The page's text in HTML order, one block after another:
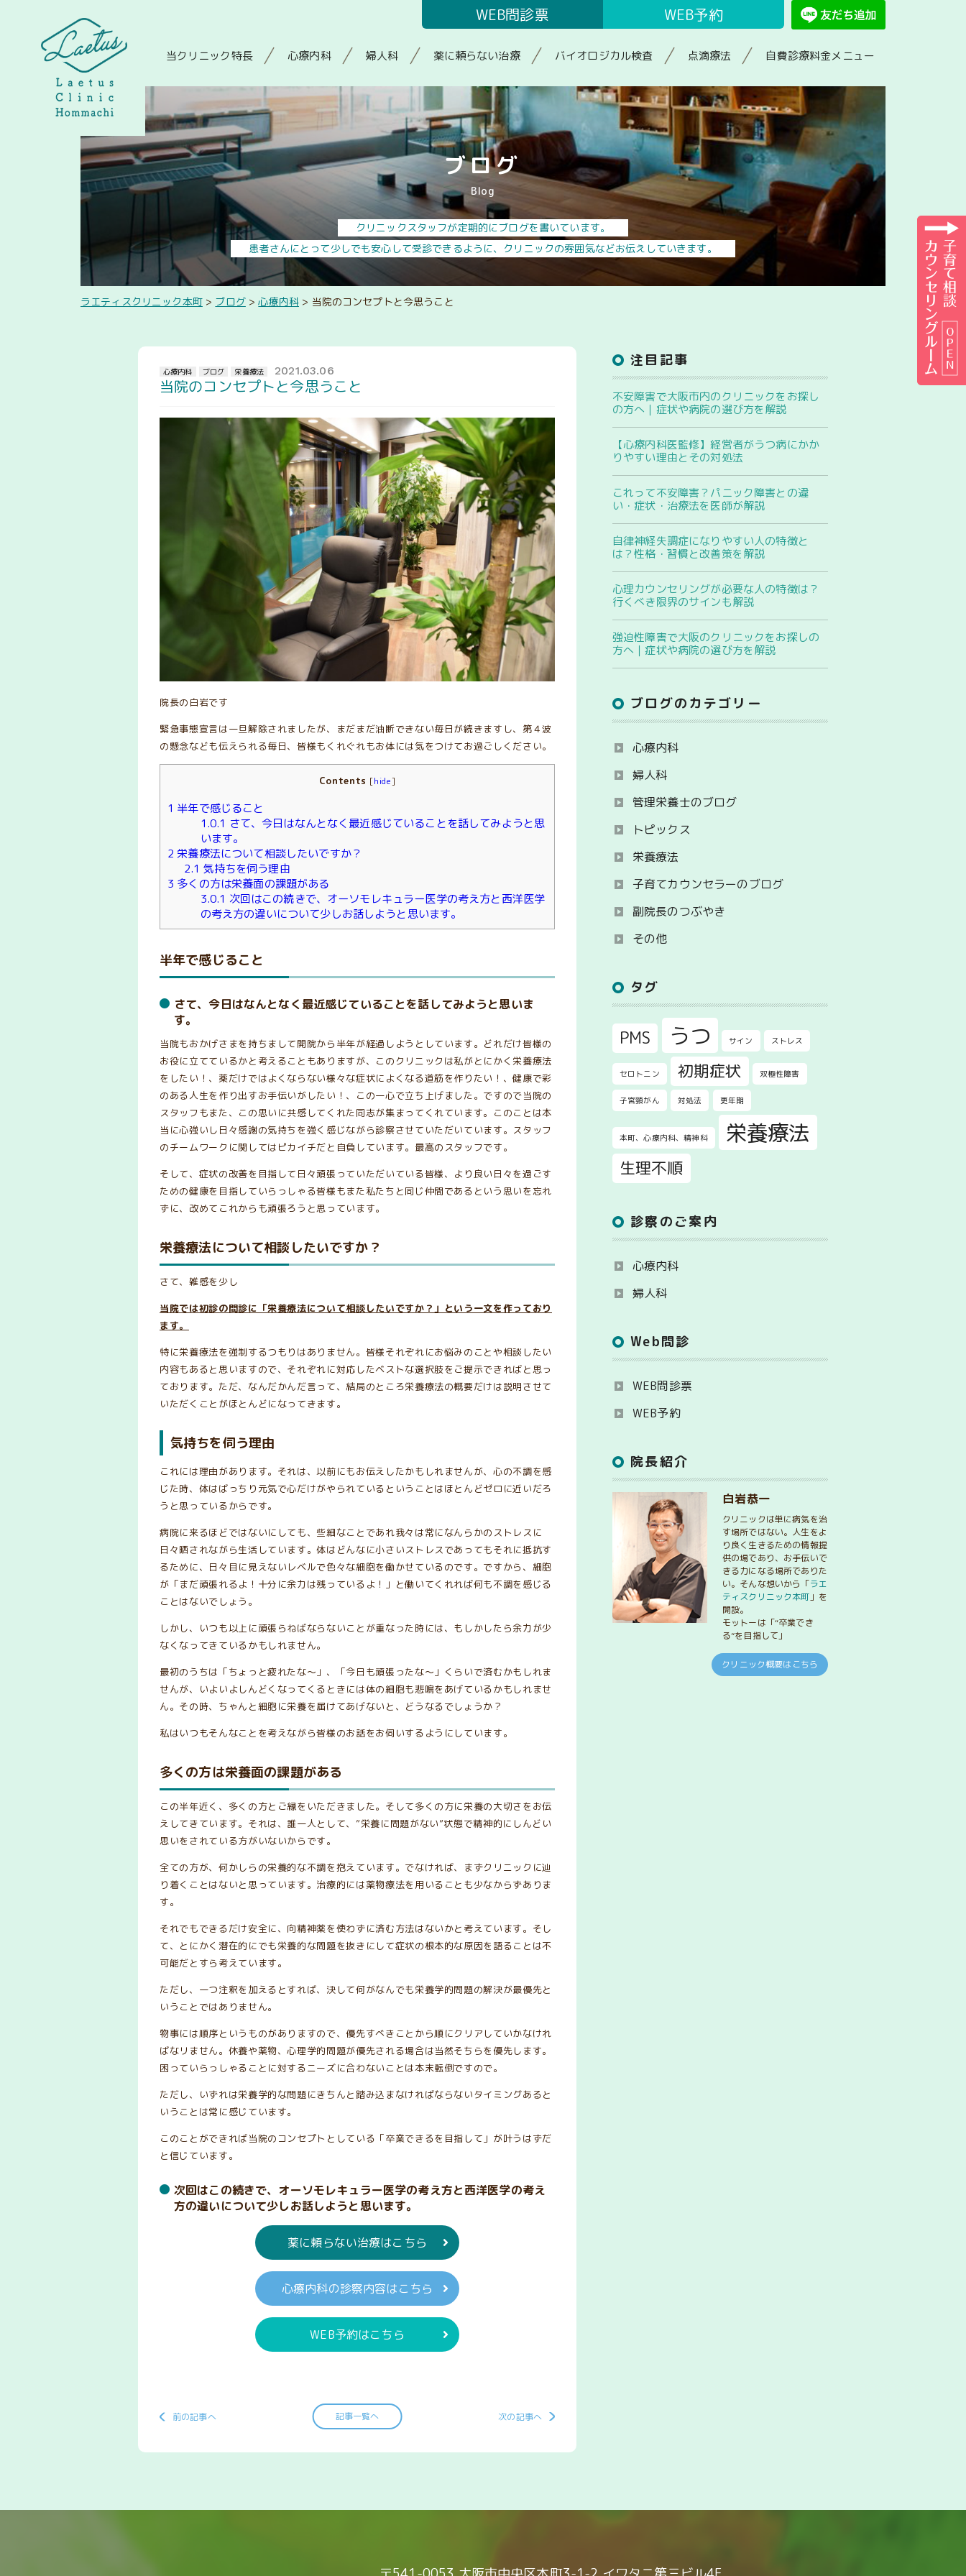
WEB問診票 WEB予約
当クリニック特長 心療内科 婦人科 薬に頼らない治療 バイオロジカル検査 点滴療法 自費診療料金メニュー
ブログ
Blog
クリニックスタッフが定期的にブログを書いています。
患者さんにとって少しでも安心して受診できるように、クリニックの雰囲気などお伝えしていきます。
ラエティスクリニック本町> ブログ>心療内科 > 当院のコンセプトと今思うこと
心療内科 ブログ 栄養療法 2021.03.06
当院のコンセプトと今思うこと
院長の白岩です
緊急事態宣言は一旦解除されましたが、まだまだ油断できない毎日が続きますし、第４波
の懸念なども伝えられる毎日、皆様もくれぐれもお体には気をつけてお過ごしください。
Contents [hide]
1 半年で感じること
1.0.1 さて、今日はなんとなく最近感じていることを話してみようと思
います。
2 栄養療法について相談したいですか？
2.1 気持ちを伺う理由
3 多くの方は栄養面の課題がある
3.0.1 次回はこの続きで、オーソモレキュラー医学の考え方と西洋医学
の考え方の違いについて少しお話しようと思います。
半年で感じること
さて、今日はなんとなく最近感じていることを話してみようと思いま
す。
当院もおかげさまを持ちまして開院から半年が経過しようとしています。どれだけ皆様の
お役に立てているかと考えることもありますが、このクリニックは私がとにかく栄養療法
をしたい！、薬だけではよくならない様々な症状によくなる道筋を作りたい！、健康で彩
のある人生を作り出すお手伝いがしたい！、この一心で立ち上げました。ですので当院の
スタッフもまた、この思いに共感してくれた同志が集まってくれています。このことは本
当に心強いし日々感謝の気持ちを強く感じながら診察させていただいています。スタッフ
のチームワークに関してはピカイチだと自負しています。最高のスタッフです。
そして、症状の改善を目指して日々頑張っていただいている皆様、より良い日々を過ごす
ための健康を目指していらっしゃる皆様もまた私たちと同じ仲間であるという思いを忘れ
ずに、改めてこれからも頑張ろうと思っています。
栄養療法について相談したいですか？
さて、雑感を少し
当院では初診の問診に「栄養療法について相談したいですか？」という一文を作っており
ます。
特に栄養療法を強制するつもりはありません。皆様それぞれにお悩みのことや相談したい
内容もあると思いますので、それぞれに対応したベストな選択肢をご提示できればと思っ
ております。ただ、なんだかんだ言って、結局のところ栄養療法の概要だけは説明させて
いただくことがほとんどになってきます。
気持ちを伺う理由
これには理由があります。それは、以前にもお伝えしたかもしれませんが、心の不調を感
じた時、体はばっちり元気で心だけがやられているということはほとんどゼロに近いだろ
うと思っているからです。
病院に来るほどではないにしても、些細なことであれ我々は常になんらかのストレスに
日々晒されながら生活しています。体はどんなに小さいストレスであってもそれに抵抗す
るために、日々目に見えないレベルで色々な細胞を働かせているのです。ですから、細胞
が「まだ頑張れるよ！十分に余力は残っているよ！」と働いてくれれば何も不調を感じる
ことはないでしょう。
しかし、いつも以上に頑張らねばならないことが重なった時には、もしかしたら余力が少
なくなってきているかもしれません。
最初のうちは「ちょっと疲れたな〜」、「今日も頑張ったな〜」くらいで済むかもしれま
せんが、いよいよしんどくなってくるときには体の細胞も悲鳴をあげているかもしれませ
ん。その時、ちゃんと細胞に栄養を届けてあげないと、どうなるでしょうか？
私はいつもそんなことを考えながら皆様のお話をお伺いするようにしています。
多くの方は栄養面の課題がある
この半年近く、多くの方とご縁をいただきました。そして多くの方に栄養の大切さをお伝
えしてきています。それは、誰一人として、”栄養に問題がない”状態で精神的にしんどい
思いをされている方がいないからです。
全ての方が、何かしらの栄養的な不調を抱えています。でなければ、まずクリニックに辿
り着くことはないと思っています。治療的には薬物療法を用いることも少なからずありま
す。
それでもできるだけ安全に、向精神薬を使わずに済む方法はないかと考えています。そし
て、とにかく潜在的にでも栄養的な問題を抜きにして症状の根本的な原因を語ることは不
可能だとすら考えています。
ただし、一つ注釈を加えるとすれば、決して何がなんでも栄養学的問題の解決が最優先と
いうことではありません。
物事には順序というものがありますので、優先すべきことから順にクリアしていかなけれ
ばなリません。休養や薬物、心理学的問題が優先される場合は当然そちらを優先します。
困っていらっしゃることに対するニーズに合わないことは本末転倒ですので。
ただし、いずれは栄養学的な問題にきちんと踏み込まなければならないタイミングあると
いうことは常に感じています。
このことができれば当院のコンセプトとしている「卒業できるを目指して」が叶うはずだ
と信じています。
次回はこの続きで、オーソモレキュラー医学の考え方と西洋医学の考え
方の違いについて少しお話しようと思います。
薬に頼らない治療はこちら
心療内科の診察内容はこちら
WEB予約はこちら
前の記事へ 記事一覧へ 次の記事へ
注目記事
不安障害で大阪市内のクリニックをお探し
の方へ｜症状や病院の選び方を解説
【心療内科医監修】経営者がうつ病にかか
りやすい理由とその対処法
これって不安障害？パニック障害との違
い・症状・治療法を医師が解説
自律神経失調症になりやすい人の特徴と
は？性格・習慣と改善策を解説
心理カウンセリングが必要な人の特徴は？
行くべき限界のサインも解説
強迫性障害で大阪のクリニックをお探しの
方へ｜症状や病院の選び方を解説
ブログのカテゴリー
心療内科
婦人科
管理栄養士のブログ
トピックス
栄養療法
子育てカウンセラーのブログ
副院長のつぶやき
その他
タグ
PMS うつ サイン ストレス
セロトニン 初期症状 双極性障害
子宮頸がん 対処法 更年期
本町、心療内科、精神科 栄養療法
生理不順
診察のご案内
心療内科
婦人科
Web問診
WEB問診票
WEB予約
院長紹介
白岩恭一
クリニックは単に病気を治
す場所ではない。人生をよ
り良く生きるための情報提
供の場であり、お手伝いで
きる力になる場所でありた
い。そんな想いから「ラエ
ティスクリニック本町 」を
開設。
モットーは「“卒業でき
る”を目指して」
クリニック概要はこちら